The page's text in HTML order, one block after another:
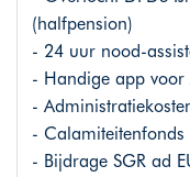
(halfpension)
- 24 uur nood-
- Handige app
-
-
- Bijdrage SGR ad